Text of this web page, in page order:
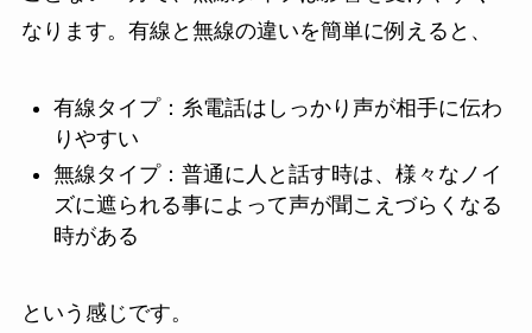
なります。有線と無線の違いを簡単に例えると、
有線タイプ：糸電話はしっかり声が相手に伝わ
りやすい
無線タイプ：普通に人と話す時は、様々なノイ
ズに遮られる事によって声が聞こえづらくなる
時がある
という感じです。